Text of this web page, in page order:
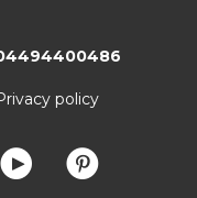
04494400486
policy